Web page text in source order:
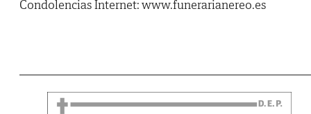
Condolencias Internet: www.funerarianereo.es